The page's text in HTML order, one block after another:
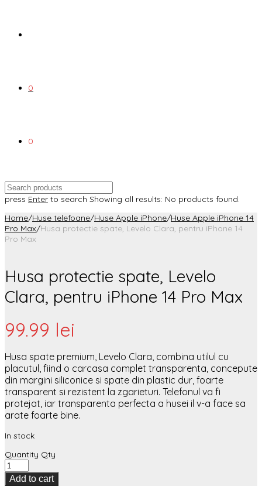
0
0
press Enter to search Showing all results: No products found.
Home/Huse telefoane/Huse Apple iPhone/Huse Apple iPhone 14
Pro Max/Husa protectie spate, Levelo Clara, pentru iPhone 14
Pro Max
Husa protectie spate, Levelo
Clara, pentru iPhone 14 Pro Max
99.99 lei
Husa spate premium, Levelo Clara, combina utilul cu
placutul, fiind o carcasa complet transparenta, concepute
din margini siliconice si spate din plastic dur, foarte
transparent si rezistent la zgarieturi. Telefonul va fi
protejat, iar transparenta perfecta a husei il v-a face sa
arate foarte bine.
In stock
Quantity Qty
Add to cart